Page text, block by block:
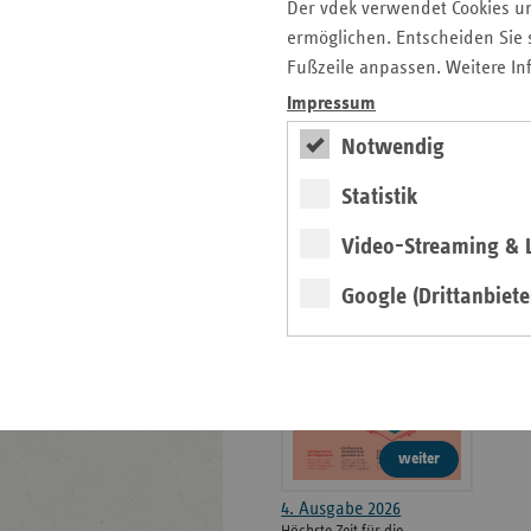
Der vdek verwendet Cookies
ermöglichen. Entscheiden
Fußzeile anpassen. Weitere
Impressum
Notwendig
Statistik
Video-Streaming &
Google
Informationen
Kontakt und Anfahrt
Der vdek
Karriere
Die GKV
ePaper
weiter
4. Ausgabe 2026